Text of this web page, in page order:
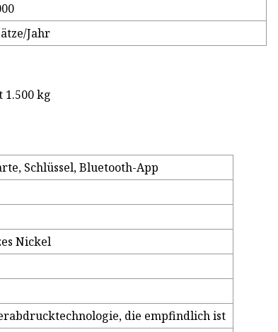
Jahr
1.500 kg
Schlüssel, Bluetooth-App
Nickel
die empfindlich ist